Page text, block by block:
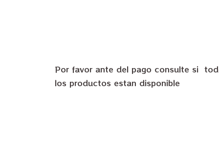
Por favor ante del pago consulte si
los productos estan disponible